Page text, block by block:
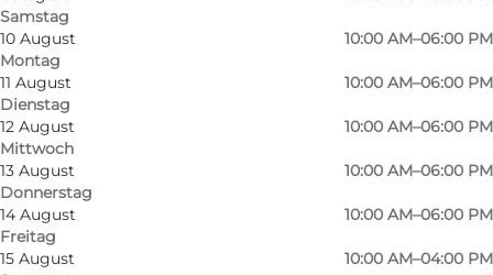
Samstag
10 August
Montag
10:00 AM–06:00 PM
11 August
Dienstag
10:00 AM–06:00 PM
12 August
Mittwoch
10:00 AM–06:00 PM
13 August
Donnerstag
10:00 AM–06:00 PM
14 August
Freitag
10:00 AM–06:00 PM
15 August
10:00 AM–04:00 PM
Der Flagship Store von Carl Hansens & Søn in
Odense ist ein eindrucksvolles Schaufenster für
einige der kultigsten Kreationen des dänischen
Designs.
Wenn Sie das Geschäft betreten, werden Sie
von einer großen Auswahl an Möbeln für das
Wohnzimmer, das Esszimmer, die Kuschelecke
usw. begrüßt. Die Möbel wurden von großen